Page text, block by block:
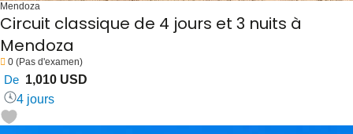
Mendoza
Circuit classique de 4 jours et 3 nuits à
Mendoza
0 (Pas d'examen)
De 1,010 USD
4 jours